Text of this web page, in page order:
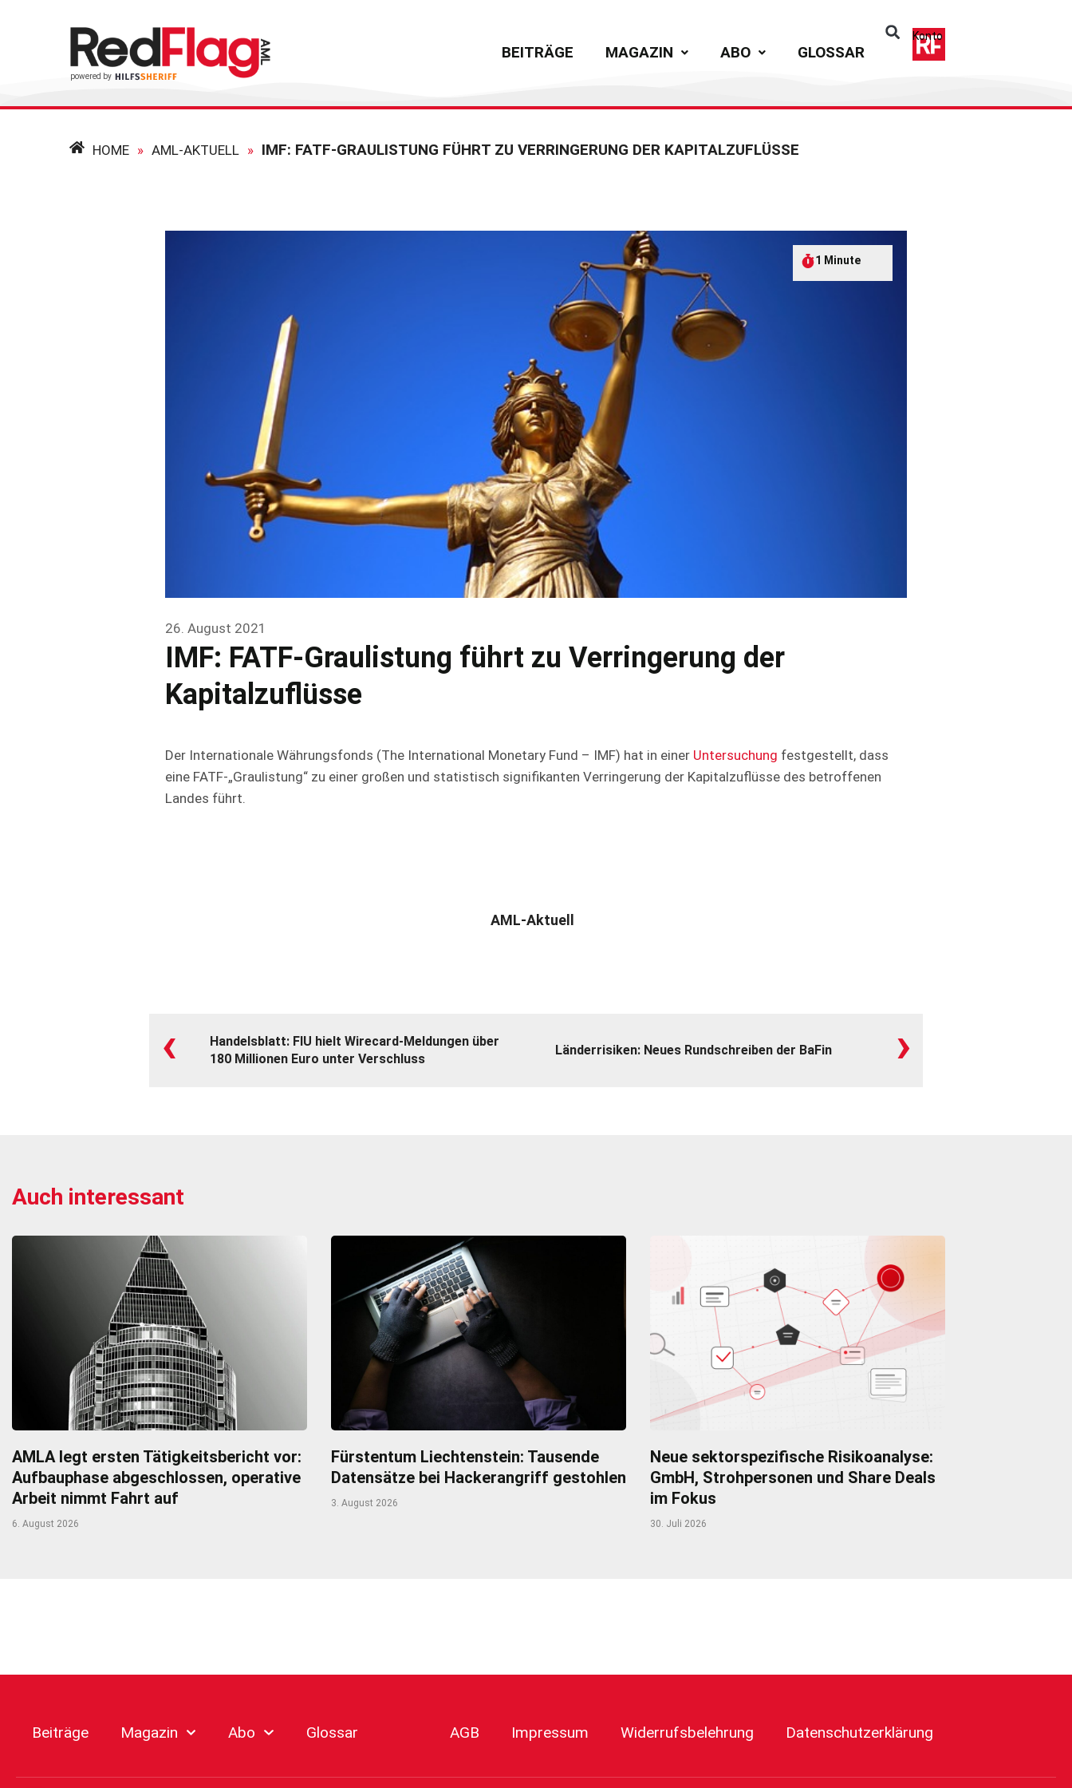
BEITRÄGE MAGAZIN ABO GLOSSAR
Konto
HOME » AML-AKTUELL » IMF: FATF-GRAULISTUNG FÜHRT ZU VERRINGERUNG DER KAPITALZUFLÜSSE
26. August 2021
IMF: FATF-Graulistung führt zu Verringerung der
Kapitalzuflüsse
1 Minute
Der Internationale Währungsfonds (The International Monetary Fund – IMF) hat in einer Untersuchung festgestellt, dass
eine FATF-„Graulistung“ zu einer großen und statistisch signifikanten Verringerung der Kapitalzuflüsse des betroffenen
Landes führt.
AML-Aktuell
‹
Handelsblatt: FIU hielt Wirecard-Meldungen über
180 Millionen Euro unter Verschluss
Länderrisiken: Neues Rundschreiben der BaFin ›
Auch interessant
AMLA legt ersten Tätigkeitsbericht vor:
Aufbauphase abgeschlossen, operative
Arbeit nimmt Fahrt auf
6. August 2026
Fürstentum Liechtenstein: Tausende
Datensätze bei Hackerangriff gestohlen
3. August 2026
Neue sektorspezifische Risikoanalyse:
GmbH, Strohpersonen und Share Deals
im Fokus
30. Juli 2026
Beiträge Magazin Abo Glossar AGB Impressum Widerrufsbelehrung Datenschutzerklärung